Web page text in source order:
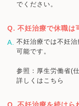
でください。
不妊治療で休職は
不妊治療では不妊
可能です。
参照：厚生労働省(
詳しくはこちら
不妊治療を続けら